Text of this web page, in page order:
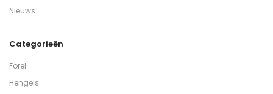
Nieuws
Categorieën
Forel
Hengels